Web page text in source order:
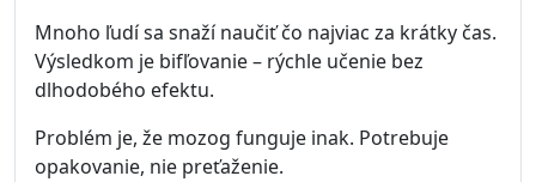
Mnoho ľudí sa snaží naučiť čo najviac za krátky čas.
Výsledkom je bifľovanie – rýchle učenie bez
dlhodobého efektu.
Problém je, že mozog funguje inak. Potrebuje
opakovanie, nie preťaženie.